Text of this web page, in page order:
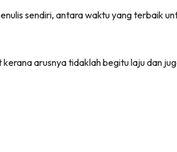
sendiri, antara waktu yang terbaik
arusnya tidaklah begitu laju dan